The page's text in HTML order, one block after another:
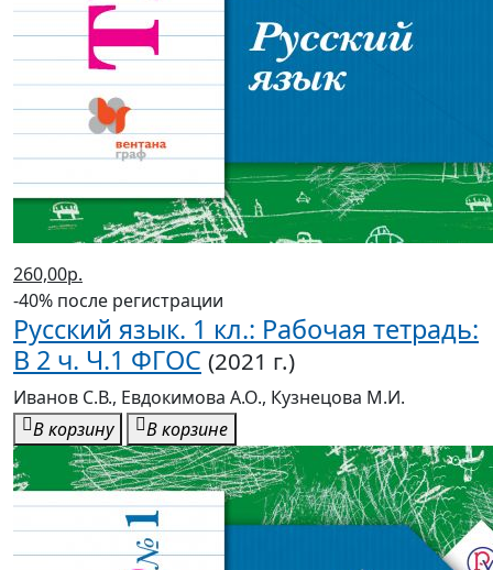
260,00р.
-40% после регистрации
Русский язык. 1 кл.: Рабочая тетрадь:
В 2 ч. Ч.1 ФГОС (2021 г.)
Иванов С.В., Евдокимова А.О., Кузнецова М.И.
В корзину
В корзине